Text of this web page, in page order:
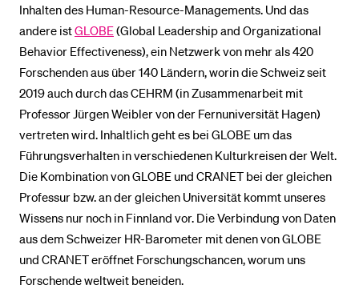
Inhalten des Human-Resource-Managements. Und das
andere istGLOBE(Global Leadership and Organizational
Behavior Effectiveness), ein Netzwerk von mehr als 420
Forschenden aus über 140 Ländern, worin die Schweiz seit
2019 auch durch das CEHRM (in Zusammenarbeit mit
Professor Jürgen Weibler von der Fernuniversität Hagen)
vertreten wird. Inhaltlich geht es bei GLOBE um das
Führungsverhalten in verschiedenen Kulturkreisen der Welt.
Die Kombination von GLOBE und CRANET bei der gleichen
Professur bzw. an der gleichen Universität kommt unseres
Wissens nur noch in Finnland vor. Die Verbindung von Daten
aus dem Schweizer HR-Barometer mit denen von GLOBE
und CRANET eröffnet Forschungschancen, worum uns
Forschende weltweit beneiden.